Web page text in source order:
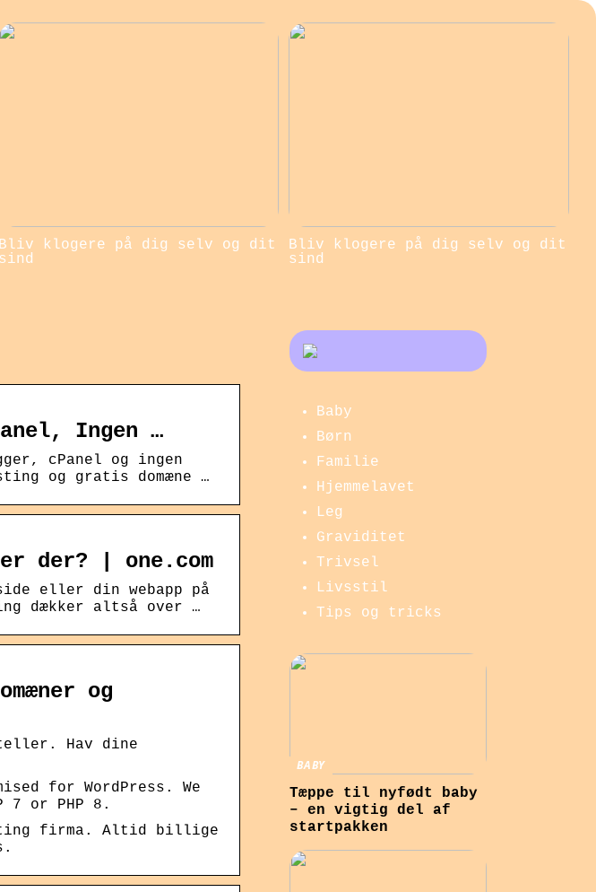
Bliv klogere på dig selv og dit
sind
Bliv klogere på dig selv og dit
sind
Ingen …
cPanel og ingen
og gratis domæne …
der? | one.com
eller din webapp på
dækker altså over …
og
Hav dine
for WordPress. We
7 or PHP 8.
firma. Altid billige
Baby
Børn
Familie
Hjemmelavet
Leg
Graviditet
Trivsel
Livsstil
Tips og tricks
BABY
Tæppe til nyfødt baby
– en vigtig del af
startpakken